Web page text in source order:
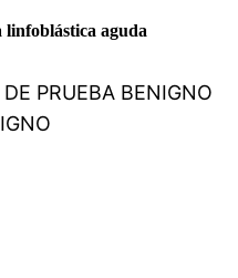
linfoblástica aguda
PRUEBA BENIGNO